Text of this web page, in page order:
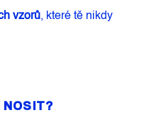
vzorů, které tě nikdy
NOSIT?